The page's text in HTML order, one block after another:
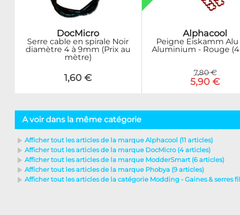
DocMicro
Serre cable en spirale Noir
diamètre 4 à 9mm (Prix au
mètre)
1,60 €
Alphacool
Peigne Eiskamm Alu
Aluminium - Rouge (4
7,80 €
5,90 €
A voir dans la même catégorie
Afficher tout les articles de la marque Alphacool (11 articles)
Afficher tout les articles de la marque DocMicro (4 articles)
Afficher tout les articles de la marque ModderSmart (6 articles)
Afficher tout les articles de la marque Phobya (9 articles)
Afficher tout les articles de la catégorie Modding - Gaines & serres